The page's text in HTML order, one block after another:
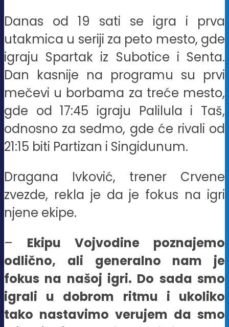
Danas od 19 sati se igra i prva
utakmica u seriji za peto mesto, gde
igraju Spartak iz Subotice i Senta.
Dan kasnije na programu su prvi
mečevi u borbama za treće mesto,
gde od 17:45 igraju Palilula i Taš,
odnosno za sedmo, gde će rivali od
21:15 biti Partizan i Singidunum.
Dragana Ivković, trener Crvene
zvezde, rekla je da je fokus na igri
njene ekipe.
– Ekipu Vojvodine poznajemo
odlično, ali generalno nam je
fokus na našoj igri. Do sada smo
igrali u dobrom ritmu i ukoliko
tako nastavimo verujem da smo